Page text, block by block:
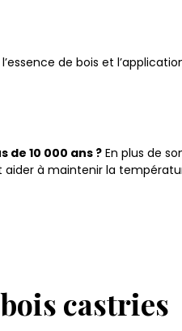
de bois et
10 000 ans ? En plus de
aider à maintenir la
castries